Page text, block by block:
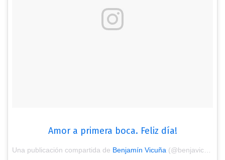
Amor a primera boca. Feliz día!
Una publicación compartida de Benjamín Vicuña (@benjavicunamori) el